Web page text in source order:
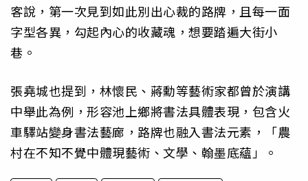
客說，第一次見到如此別出心裁的路牌，且每一面
字型各異，勾起內心的收藏魂，想要踏遍大街小
巷。
張堯城也提到，林懷民、蔣勳等藝術家都曾於演講
中舉此為例，形容池上鄉將書法具體表現，包含火
車驛站變身書法藝廊，路牌也融入書法元素，「農
村在不知不覺中體現藝術、文學、翰墨底蘊」。